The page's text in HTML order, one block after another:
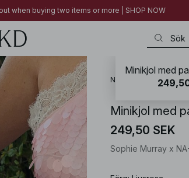
when buying two items or more | SHOP NOW
NA-KD Kjolar /
Minikjol med
249,50 SEK
Sophie Murray x
Minikjol med